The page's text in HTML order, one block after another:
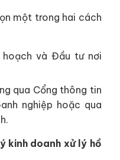
một trong hai cách
và Đầu tư nơi
qua Cổng thông tin
nghiệp hoặc qua
kinh doanh xử lý hồ